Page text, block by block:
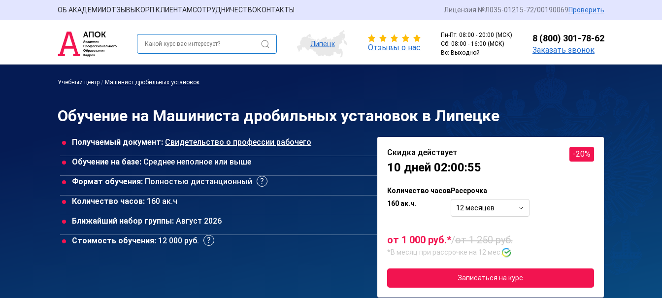
ОБ АКАДЕМИИОТЗЫВЫ КОРП.КЛИЕНТАМСОТРУДНИЧЕСТВОКОНТАКТЫ Лицензия №Л035-01215-72/00190069Проверить
Липецк Отзывы о нас
Пн-Пт: 08:00 - 20:00 (МСК)
Сб: 08:00 - 16:00 (МСК)
Вс: Выходной
8 (800) 301-78-62
Заказать звонок
Учебный центр / Машинист дробильных установок
Обучение на Машиниста дробильных установок в Липецке
Получаемый документ: Свидетельство о профессии рабочего
Обучение на базе: Среднее неполное или выше
Формат обучения: Полностью дистанционный
Количество часов: 160 ак.ч
Ближайший набор группы: Август 2026
Стоимость обучения: 12 000 руб.
Скидка действует
10 дней 02:00:55
-20%
Количество часов
160 ак.ч.
Рассрочка
12 месяцев
от 1 000 руб.*/от 1 250 руб.
*В месяц при рассрочке на 12 мес.
Записаться на курс